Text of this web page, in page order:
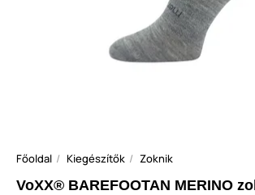
Főoldal Kiegészítők Zoknik
VoXX® BAREFOOTAN MERINO